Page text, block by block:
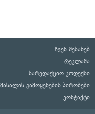
ჩვენ შესახებ
რეკლამა
სარედაქციო კოდექსი
მასალის გამოყენების პირობები
კონტაქტი